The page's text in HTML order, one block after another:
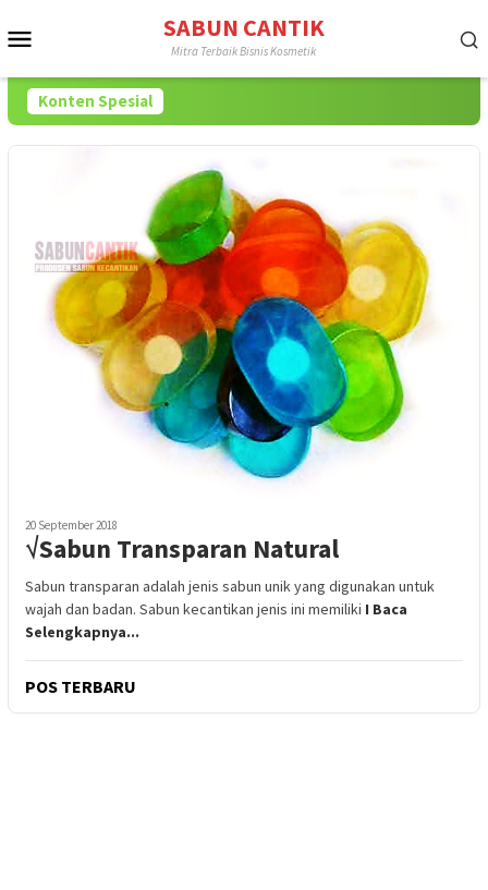
ke
SABUN CANTIK
Mitra Terbaik Bisnis Kosmetik
Konten Spesial
20 September 2018
√Sabun Transparan Natural
Sabun transparan adalah jenis sabun unik yang digunakan untuk
wajah dan badan. Sabun kecantikan jenis ini memiliki I Baca
Selengkapnya...
POS TERBARU